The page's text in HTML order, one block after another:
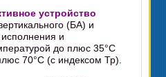
устройство
(БА) и
и
до плюс 35°C
70°C (с индексом Тр).